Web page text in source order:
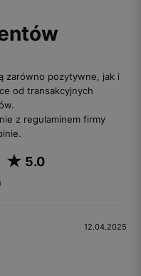
zarówno pozytywne, jak i
od transakcyjnych
z regulaminem firmy
5.0
12.04.2025